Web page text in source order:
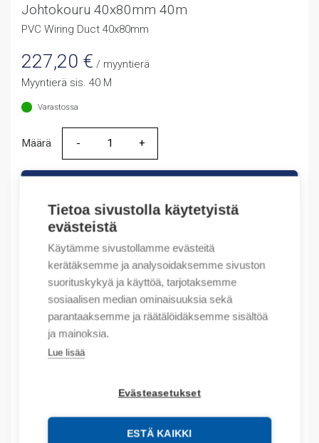
Tietoa sivustolla käytetyistä
evästeistä
Käytämme sivustollamme evästeitä
kerätäksemme ja analysoidaksemme sivuston
suorituskykyä ja käyttöä, tarjotaksemme
sosiaalisen median ominaisuuksia sekä
parantaaksemme ja räätälöidäksemme sisältöä
ja mainoksia.
Lue lisää
Evästeasetukset
ESTÄ KAIKKI
Johtokouru 40x80mm 40m
PVC Wiring Duct 40x80mm
227,20 € / myyntierä
Myyntierä sis. 40 M
Varastossa
Määrä
Määrä
Tuotekoodit
Tilauskoodi: 1SET411015R0000
Valmistajan tuotenumero: 1SET411015R0000
Sähkönumero: 1413600
Tuotteen tullikoodi: 85365080
EAN: 3472599033962